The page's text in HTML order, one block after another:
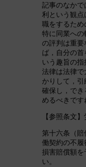
記事のなか
利という観
職をするため
特に同業へ
の評判は重
ば，自分の
いう趣旨の指
法律は法律で
かりして，
確保し，で
めるべきです
【参照条文
第十六条（
働契約の不
損害賠償額
い。